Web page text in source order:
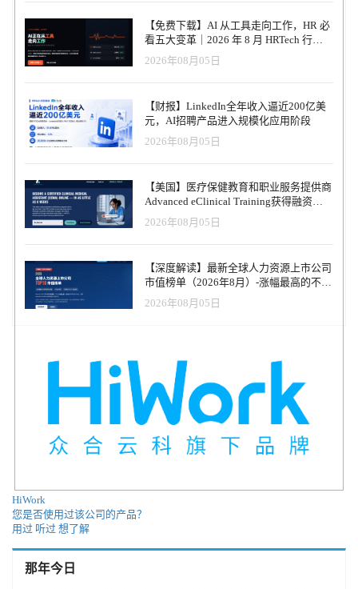
【免费下载】AI 从工具走向工作，HR 必
看五大变革｜2026 年 8 月 HRTech 行业
观察报告
2026年08月05日
【财报】LinkedIn全年收入逼近200亿美
元，AI招聘产品进入规模化应用阶段
2026年08月05日
【美国】医疗保健教育和职业服务提供商
Advanced eClinical Training获得融资，
以加速医疗卫生人才队伍建设
2026年08月05日
【深度解读】最新全球人力资源上市公司
市值榜单（2026年8月）-涨幅最高的不是
AI软件，而是传统人力服务商
2026年08月05日
HiWork
您是否使用过该公司的产品？
用过 听过 想了解
那年今日